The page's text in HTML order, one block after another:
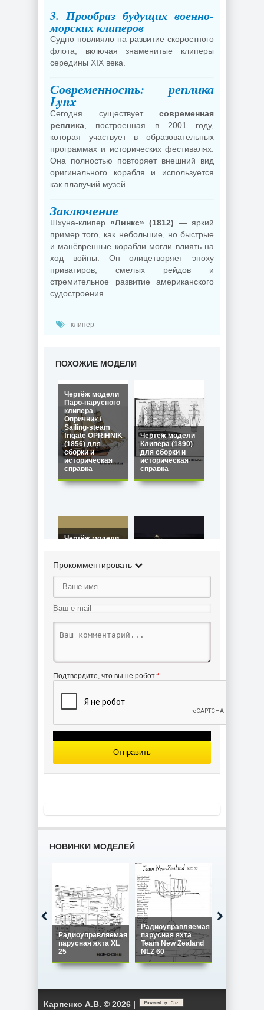
3. Прообраз будущих военно-
морских клиперов
Судно повлияло на развитие скоростного
флота, включая знаменитые клиперы
середины XIX века.
Современность: реплика
Lynx
Сегодня существует современная
реплика , построенная в 2001 году,
которая участвует в образовательных
программах и исторических фестивалях.
Она полностью повторяет внешний вид
оригинального корабля и используется
как плавучий музей.
Заключение
Шхуна-клипер «Линкс» (1812) — яркий
пример того, как небольшие, но быстрые
и манёвренные корабли могли влиять на
ход войны. Он олицетворяет эпоху
приватиров, смелых рейдов и
стремительное развитие американского
судостроения.
клипер
ПОХОЖИЕ МОДЕЛИ
Чертёж модели
Паро-парусного
клипера
Опричник /
Sailing-steam
frigate OPRIHNIK
(1856) для
сборки и
историческая
справка
Чертёж модели
Клипера (1890)
для сборки и
историческая
справка
Чертёж модели
Веспучи / clipper
для сборки и
историческая
справка
Termopylae /
историческая
Клипера Sea
Witch / Морская
для сборки и
историческая
справка
Прокомментировать
Подтвердите, что вы не робот:*
Отправить
НОВИНКИ МОДЕЛЕЙ
Радиоуправляемая
парусная яхта XL
25
Радиоуправляемая
парусная яхта
Team New Zealand
NLZ 60
Карпенко А.В. © 2026 |